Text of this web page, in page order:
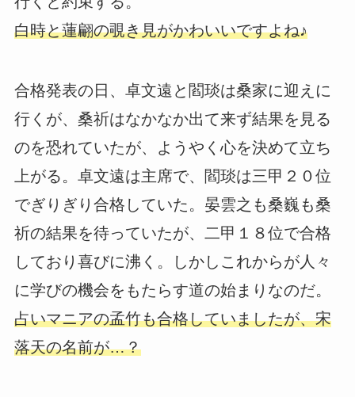
白時と蓮翩の覗き見がかわいいですよね♪
合格発表の日、卓文遠と閻琰は桑家に迎えに
行くが、桑祈はなかなか出て来ず結果を見る
のを恐れていたが、ようやく心を決めて立ち
上がる。卓文遠は主席で、閻琰は三甲２０位
でぎりぎり合格していた。晏雲之も桑巍も桑
祈の結果を待っていたが、二甲１８位で合格
しており喜びに沸く。しかしこれからが人々
に学びの機会をもたらす道の始まりなのだ。
占いマニアの孟竹も合格していましたが、宋
落天の名前が…？